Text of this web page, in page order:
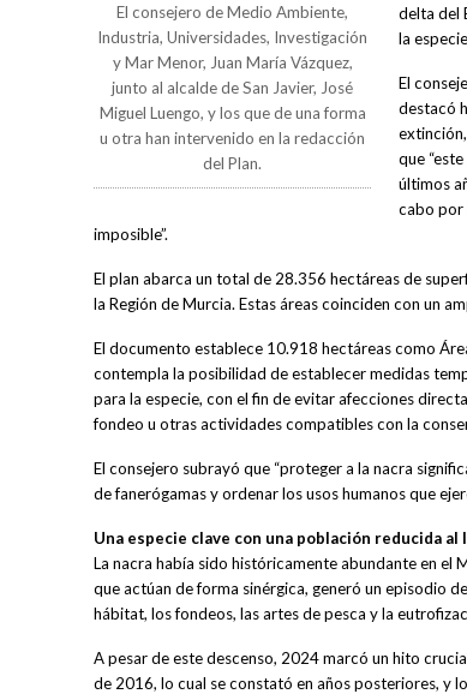
El consejero de Medio Ambiente,
Industria, Universidades, Investigación
y Mar Menor, Juan María Vázquez,
junto al alcalde de San Javier, José
Miguel Luengo, y los que de una forma
u otra han intervenido en la redacción
del Plan.
delta del
la
El
destacó
que
últimos
cabo por
imposible”.
El plan abarca un total de 28.356 hectáreas de
la Región de Murcia. Estas áreas coinciden con un
El documento establece 10.918 hectáreas como
contempla la posibilidad de establecer medidas
para la especie, con el fin de evitar afecciones
fondeo u otras actividades compatibles con la
El consejero subrayó que “proteger a la nacra
de fanerógamas y ordenar los usos humanos que
Una especie clave con una población reducida al
La nacra había sido históricamente abundante en
que actúan de forma sinérgica, generó un episodio
hábitat, los fondeos, las artes de pesca y la
A pesar de este descenso, 2024 marcó un hito
de 2016, lo cual se constató en años posteriores, y